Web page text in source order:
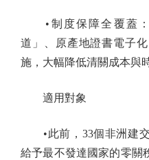
•制度保障全覆蓋：
道」、原產地證書電子
施，大幅降低清關成本與
適用對象
•此前，33個非洲建交
給予最不發達國家的零關